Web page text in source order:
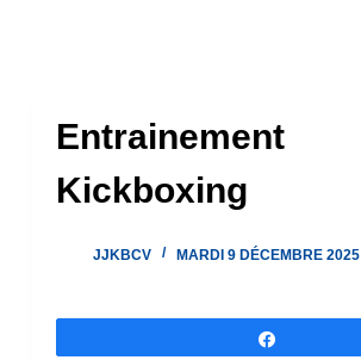
Entrainement
Kickboxing
JJKBCV MARDI 9 DÉCEMBRE 2025